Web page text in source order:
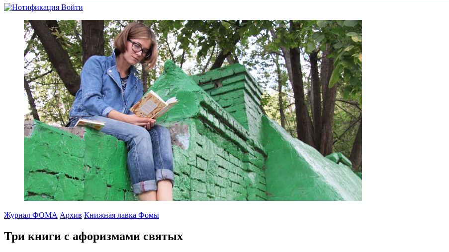
Войти
Журнал ФОМА Архив Книжная лавка Фомы
Три книги с афоризмами святых